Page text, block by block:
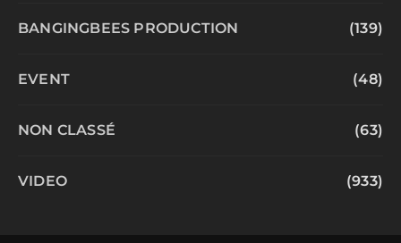
BANGINGBEES PRODUCTION (139)
EVENT (48)
NON CLASSÉ (63)
VIDEO (933)